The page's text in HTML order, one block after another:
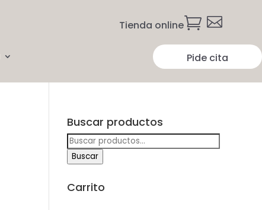
Tienda online 
Pide cita
Buscar productos
Buscar
por:
Buscar
Carrito